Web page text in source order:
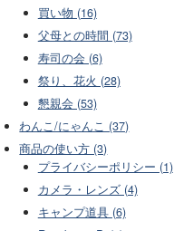
買い物 (16)
父母との時間 (73)
寿司の会 (6)
祭り、花火 (28)
懇親会 (53)
わんこ/にゃんこ (37)
商品の使い方 (3)
プライバシーポリシー (1)
カメラ・レンズ (4)
キャンプ道具 (6)